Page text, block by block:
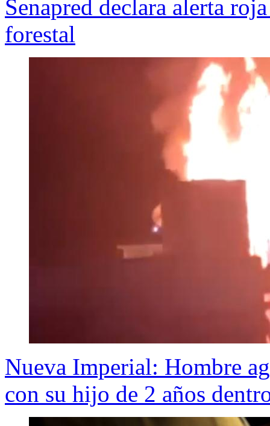
Senapred declara alerta
forestal
Nueva Imperial: Hombre
con su hijo de 2 años